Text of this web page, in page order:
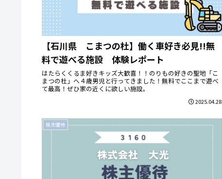
【石川県 こまつの杜】働く車好き必見!!無
料で遊べる施設 体験レポート
はたらくくるま好きキッズ大歓喜！！のりもの好きの聖地「こ
まつの杜」へ４歳男児と行ってきました！無料でここまで遊べ
て最高！ぜひ家の近くに欲しい施設。
2025.04.28
株主優待